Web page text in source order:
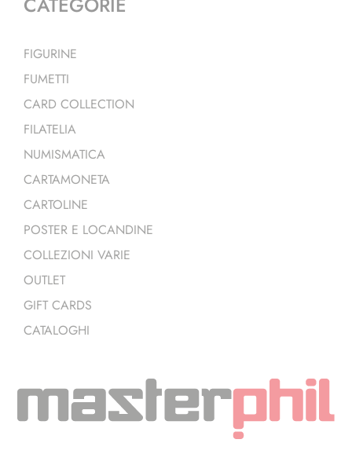
FIGURINE
FUMETTI
CARD COLLECTION
FILATELIA
NUMISMATICA
CARTAMONETA
CARTOLINE
POSTER E LOCANDINE
COLLEZIONI VARIE
OUTLET
GIFT CARDS
CATALOGHI